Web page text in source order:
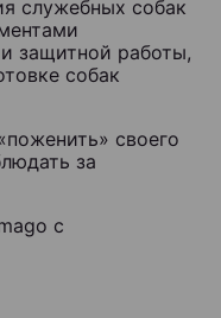
служебных собак
защитной работы,
собак
своего
за
с